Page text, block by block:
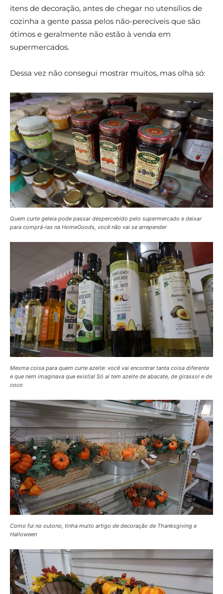
itens de decoração, antes de chegar no utensílios de
cozinha a gente passa pelos não-perecíveis que são
ótimos e geralmente não estão à venda em
supermercados.
Dessa vez não consegui mostrar muitos, mas olha só:
Quem curte geleia pode passar despercebido pelo supermercado e deixar
para comprá-las na HomeGoods, você não vai se arrepender
Mesma coisa para quem curte azeite: você vai encontrar tanta coisa diferente
e que nem imaginava que existia! Só aí tem azeite de abacate, de girassol e de
coco
Como fui no outono, tinha muito artigo de decoração de Thanksgiving e
Halloween